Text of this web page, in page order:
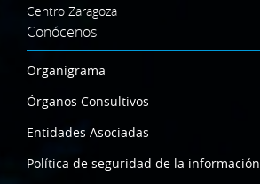
Centro Zaragoza
Conócenos
Organigrama
Órganos Consultivos
Entidades Asociadas
Política de seguridad de la información